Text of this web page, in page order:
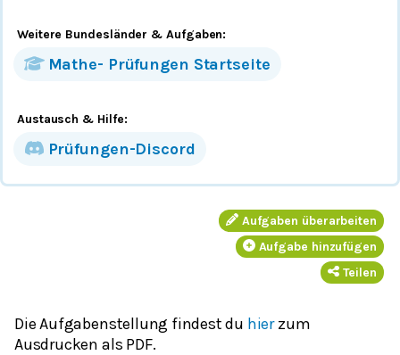
Weitere Bundesländer & Aufgaben:
Mathe- Prüfungen Startseite
Austausch & Hilfe:
Prüfungen-Discord
Aufgaben überarbeiten
Aufgabe hinzufügen
Teilen
Die Aufgabenstellung findest du hierzum
Ausdrucken als PDF.